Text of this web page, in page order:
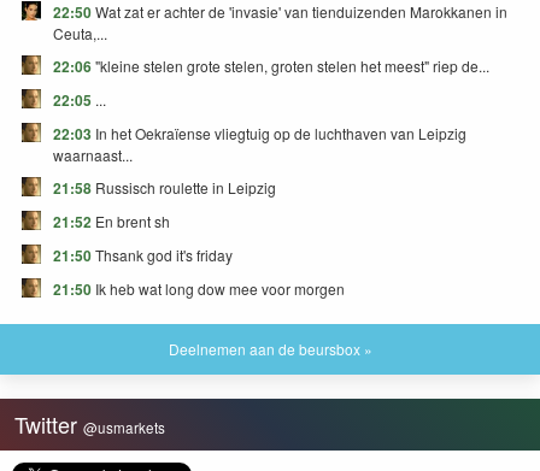
22:50Wat zat er achter de 'invasie' van tienduizenden Marokkanen in
Ceuta,...
22:06"kleine stelen grote stelen, groten stelen het meest" riep de...
22:05 ...
22:03 In het Oekraïense vliegtuig op de luchthaven van Leipzig
waarnaast...
21:58 Russisch roulette in Leipzig
21:52 En brent sh
21:50Thsank god it's friday
21:50 Ik heb wat long dow mee voor morgen
Deelnemen aan de beursbox »
Twitter @usmarkets